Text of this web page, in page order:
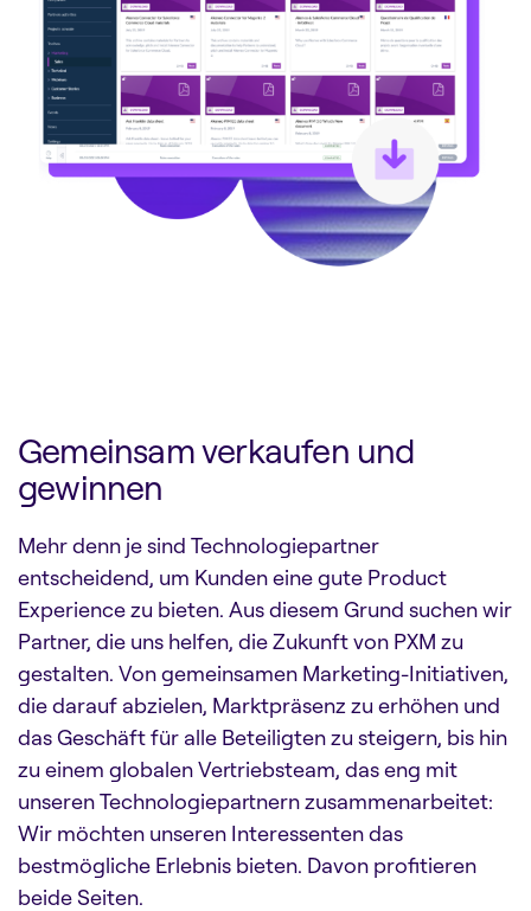
Gemeinsam verkaufen und
gewinnen
Mehr denn je sind Technologiepartner
entscheidend, um Kunden eine gute Product
Experience zu bieten. Aus diesem Grund suchen wir
Partner, die uns helfen, die Zukunft von PXM zu
gestalten. Von gemeinsamen Marketing-Initiativen,
die darauf abzielen, Marktpräsenz zu erhöhen und
das Geschäft für alle Beteiligten zu steigern, bis hin
zu einem globalen Vertriebsteam, das eng mit
unseren Technologiepartnern zusammenarbeitet:
Wir möchten unseren Interessenten das
bestmögliche Erlebnis bieten. Davon profitieren
beide Seiten.